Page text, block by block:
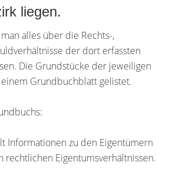
liegen.
alles über die Rechts-,
der dort erfassten
Die Grundstücke der jeweiligen
Grundbuchblatt gelistet.
Informationen zu den Eigentümern
rechtlichen Eigentumsverhältnissen.